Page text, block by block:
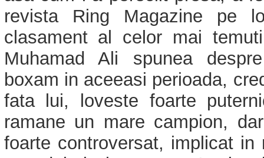
revista Ring Magazine pe
clasament al celor mai
Muhamad Ali spunea
boxam in aceeasi perioada,
fata lui, loveste foarte
ramane un mare campion,
foarte controversat, implicat in